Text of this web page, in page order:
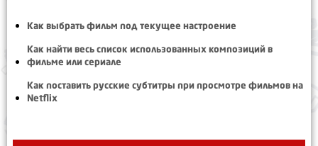
Как выбрать фильм под текущее настроение
Как найти весь список использованных композиций в
фильме или сериале
Как поставить русские субтитры при просмотре фильмов на
Netflix